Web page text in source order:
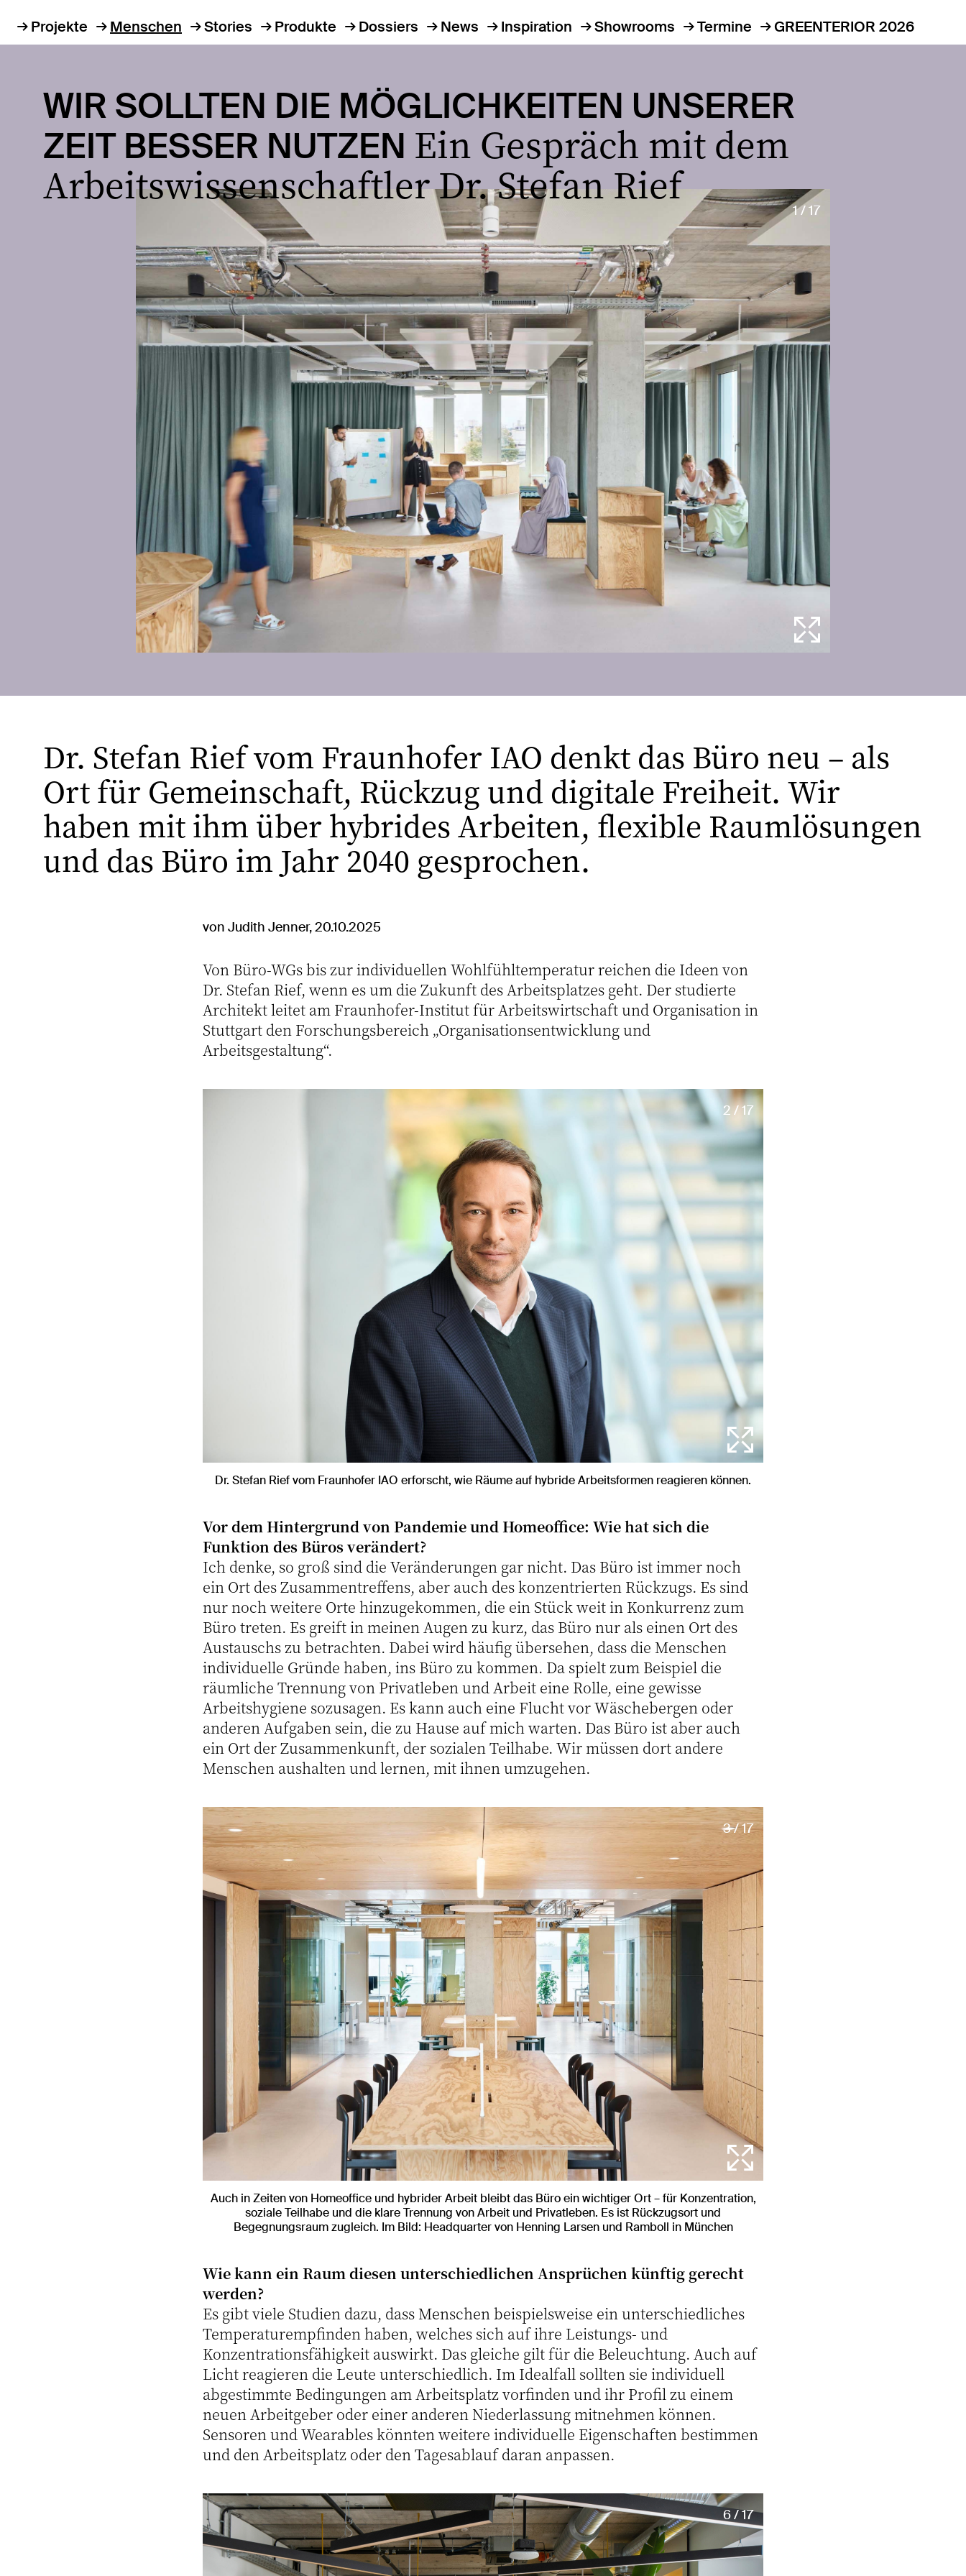
Projekte Menschen Stories Produkte Dossiers News Inspiration Showrooms Termine GREENTERIOR 2026
WIR SOLLTEN DIE MÖGLICHKEITEN UNSERER
ZEIT BESSER NUTZEN Ein Gespräch mit dem
Arbeitswissenschaftler Dr. Stefan Rief
1 / 17
Dr. Stefan Rief vom Fraunhofer IAO denkt das Büro neu – als
Ort für Gemeinschaft, Rückzug und digitale Freiheit. Wir
haben mit ihm über hybrides Arbeiten, flexible Raumlösungen
und das Büro im Jahr 2040 gesprochen.
von Judith Jenner, 20.10.2025
Von Büro-WGs bis zur individuellen Wohlfühltemperatur reichen die Ideen von
Dr. Stefan Rief, wenn es um die Zukunft des Arbeitsplatzes geht. Der studierte
Architekt leitet am Fraunhofer-Institut für Arbeitswirtschaft und Organisation in
Stuttgart den Forschungsbereich „Organisationsentwicklung und
Arbeitsgestaltung“.
2 / 17
Dr. Stefan Rief vom Fraunhofer IAO erforscht, wie Räume auf hybride Arbeitsformen reagieren können.
Vor dem Hintergrund von Pandemie und Homeoffice: Wie hat sich die
Funktion des Büros verändert?
Ich denke, so groß sind die Veränderungen gar nicht. Das Büro ist immer noch
ein Ort des Zusammentreffens, aber auch des konzentrierten Rückzugs. Es sind
nur noch weitere Orte hinzugekommen, die ein Stück weit in Konkurrenz zum
Büro treten. Es greift in meinen Augen zu kurz, das Büro nur als einen Ort des
Austauschs zu betrachten. Dabei wird häufig übersehen, dass die Menschen
individuelle Gründe haben, ins Büro zu kommen. Da spielt zum Beispiel die
räumliche Trennung von Privatleben und Arbeit eine Rolle, eine gewisse
Arbeitshygiene sozusagen. Es kann auch eine Flucht vor Wäschebergen oder
anderen Aufgaben sein, die zu Hause auf mich warten. Das Büro ist aber auch
ein Ort der Zusammenkunft, der sozialen Teilhabe. Wir müssen dort andere
Menschen aushalten und lernen, mit ihnen umzugehen.
3 / 17
Auch in Zeiten von Homeoffice und hybrider Arbeit bleibt das Büro ein wichtiger Ort – für Konzentration,
soziale Teilhabe und die klare Trennung von Arbeit und Privatleben. Es ist Rückzugsort und
Begegnungsraum zugleich. Im Bild: Headquarter von Henning Larsen und Ramboll in München
Wie kann ein Raum diesen unterschiedlichen Ansprüchen künftig gerecht
werden?
Es gibt viele Studien dazu, dass Menschen beispielsweise ein unterschiedliches
Temperaturempfinden haben, welches sich auf ihre Leistungs- und
Konzentrationsfähigkeit auswirkt. Das gleiche gilt für die Beleuchtung. Auch auf
Licht reagieren die Leute unterschiedlich. Im Idealfall sollten sie individuell
abgestimmte Bedingungen am Arbeitsplatz vorfinden und ihr Profil zu einem
neuen Arbeitgeber oder einer anderen Niederlassung mitnehmen können.
Sensoren und Wearables könnten weitere individuelle Eigenschaften bestimmen
und den Arbeitsplatz oder den Tagesablauf daran anpassen.
6 / 17